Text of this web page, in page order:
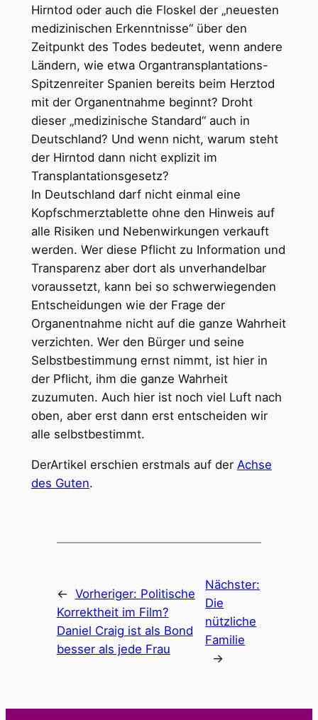
Hirntod oder auch die Floskel der „neuesten
medizinischen Erkenntnisse“ über den
Zeitpunkt des Todes bedeutet, wenn andere
Ländern, wie etwa Organtransplantations-
Spitzenreiter Spanien bereits beim Herztod
mit der Organentnahme beginnt? Droht
dieser „medizinische Standard“ auch in
Deutschland? Und wenn nicht, warum steht
der Hirntod dann nicht explizit im
Transplantationsgesetz?
In Deutschland darf nicht einmal eine
Kopfschmerztablette ohne den Hinweis auf
alle Risiken und Nebenwirkungen verkauft
werden. Wer diese Pflicht zu Information und
Transparenz aber dort als unverhandelbar
voraussetzt, kann bei so schwerwiegenden
Entscheidungen wie der Frage der
Organentnahme nicht auf die ganze Wahrheit
verzichten. Wer den Bürger und seine
Selbstbestimmung ernst nimmt, ist hier in
der Pflicht, ihm die ganze Wahrheit
zuzumuten. Auch hier ist noch viel Luft nach
oben, aber erst dann erst entscheiden wir
alle selbstbestimmt.
DerArtikel erschien erstmals auf der Achse
des Guten.
← Vorheriger: Politische
Korrektheit im Film?
Daniel Craig ist als Bond
besser als jede Frau
Nächster:
Die
nützliche
Familie
→